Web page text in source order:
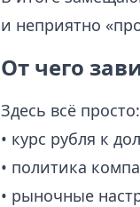
и неприятно
От чего
Здесь всё просто:
• курс рубля к
• политика
• рыночные